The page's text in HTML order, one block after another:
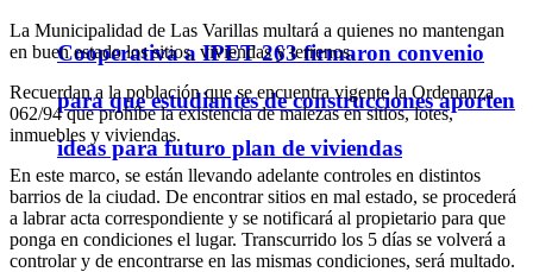
Cooperativa a IPET 263 firmaron convenio
para que estudiantes de construcciones aporten
ideas para futuro plan de viviendas
La Municipalidad de Las Varillas multará a quienes no mantengan
en buen estado los sitios, viviendas y terrenos.
Recuerdan a la población que se encuentra vigente la Ordenanza
062/94 que prohíbe la existencia de malezas en sitios, lotes,
inmuebles y viviendas.
En este marco, se están llevando adelante controles en distintos
barrios de la ciudad. De encontrar sitios en mal estado, se procederá
a labrar acta correspondiente y se notificará al propietario para que
ponga en condiciones el lugar. Transcurrido los 5 días se volverá a
controlar y de encontrarse en las mismas condiciones, será multado.